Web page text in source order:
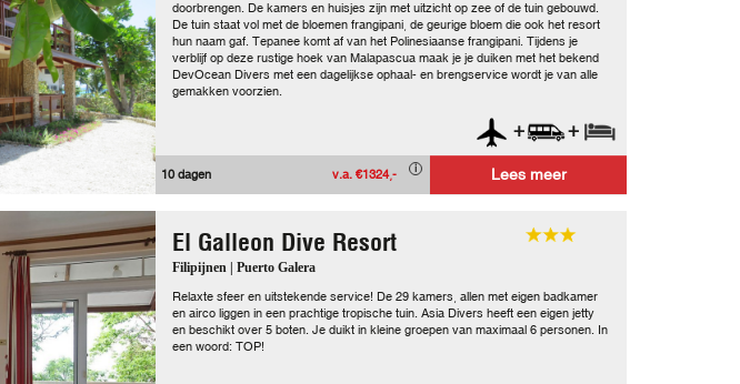
doorbrengen. De kamers en huisjes zijn met uitzicht op zee of de tuin gebouwd.
De tuin staat vol met de bloemen frangipani, de geurige bloem die ook het resort
hun naam gaf. Tepanee komt af van het Polinesiaanse frangipani. Tijdens je
verblijf op deze rustige hoek van Malapascua maak je je duiken met het bekend
DevOcean Divers met een dagelijkse ophaal- en brengservice wordt je van alle
gemakken voorzien.
+ +
10 dagen v.a. €1324,- Lees meer
El Galleon Dive Resort
Filipijnen | Puerto Galera
Relaxte sfeer en uitstekende service! De 29 kamers, allen met eigen badkamer
en airco liggen in een prachtige tropische tuin. Asia Divers heeft een eigen jetty
en beschikt over 5 boten. Je duikt in kleine groepen van maximaal 6 personen. In
een woord: TOP!